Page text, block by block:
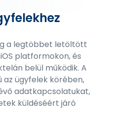
a legtöbbet letöltött
platformokon, és
belül működik. A
az ügyfelek körében,
adatkapcsolatukat,
küldéséért járó